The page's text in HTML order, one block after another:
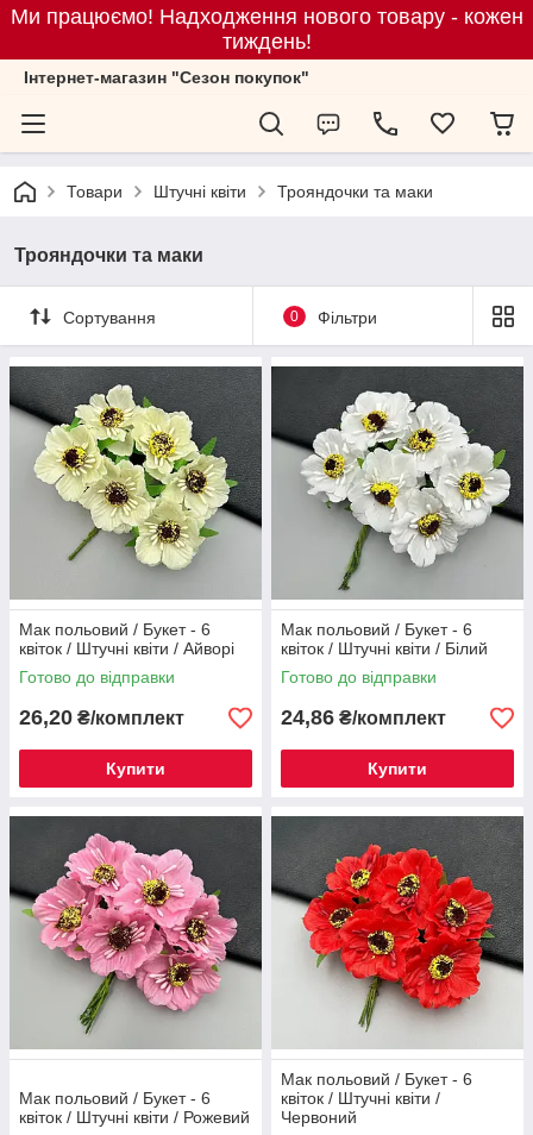
Ми працюємо! Надходження нового товару - кожен
тиждень!
Iнтернет-магазин "Сезон покупок"
Товари Штучні квіти Трояндочки та маки
Трояндочки та маки
Сортування 0 Фільтри
Мак польовий / Букет - 6
квіток / Штучні квіти / Айворі
Готово до відправки
26,20 ₴/комплект
Купити
Мак польовий / Букет - 6
квіток / Штучні квіти / Білий
Готово до відправки
24,86 ₴/комплект
Купити
Мак польовий / Букет - 6
квіток / Штучні квіти / Рожевий
Мак польовий / Букет - 6
квіток / Штучні квіти /
Червоний